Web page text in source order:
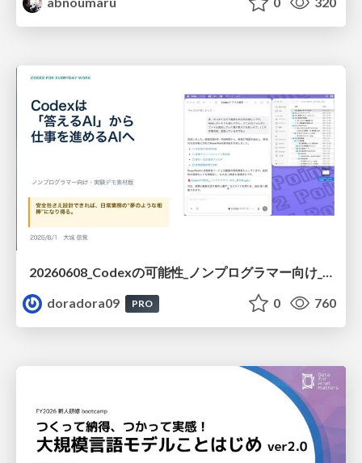
20260608_Codexの可能性_ノンプログラマー向け_大城追記
doradora09
PRO 0 760